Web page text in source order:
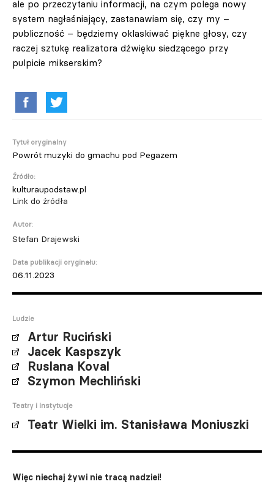
ale po przeczytaniu informacji, na czym polega nowy
system nagłaśniający, zastanawiam się, czy my –
publiczność – będziemy oklaskiwać piękne głosy, czy
raczej sztukę realizatora dźwięku siedzącego przy
pulpicie mikserskim?
Tytuł oryginalny
Powrót muzyki do gmachu pod Pegazem
Źródło:
kulturaupodstaw.pl
Link do źródła
Autor:
Stefan Drajewski
Data publikacji oryginału:
06.11.2023
Ludzie
Artur Ruciński
Jacek Kaspszyk
Ruslana Koval
Szymon Mechliński
Teatry i instytucje
Teatr Wielki im. Stanisława Moniuszki
Więc niechaj żywi nie tracą nadziei!